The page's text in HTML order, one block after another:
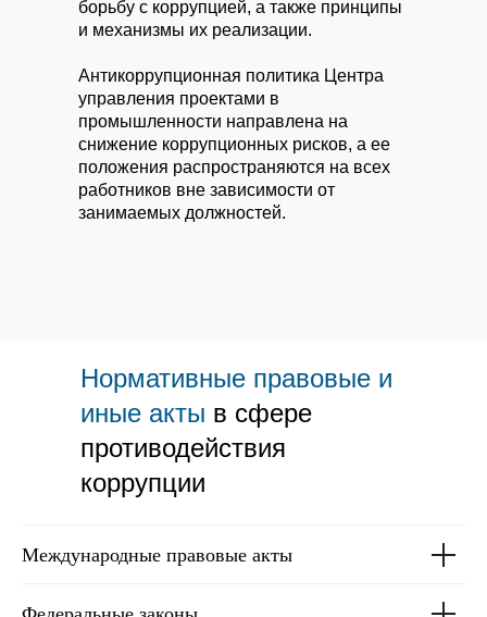
борьбу с коррупцией, а также принципы
и механизмы их реализации.
Антикоррупционная политика Центра
управления проектами в
промышленности направлена на
снижение коррупционных рисков, а ее
положения распространяются на всех
работников вне зависимости от
занимаемых должностей.
Нормативные правовые и
иные акты в сфере
противодействия
коррупции
Международные правовые акты